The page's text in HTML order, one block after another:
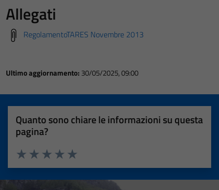
Allegati
RegolamentoTARES Novembre 2013
Ultimo aggiornamento: 30/05/2025, 09:00
Quanto sono chiare le informazioni su questa
pagina?
Valuta 5 stelle su 5
Valuta 4 stelle su 5
Valuta 3 stelle su 5
Valuta 2 stelle su 5
Valuta 1 stelle su 5